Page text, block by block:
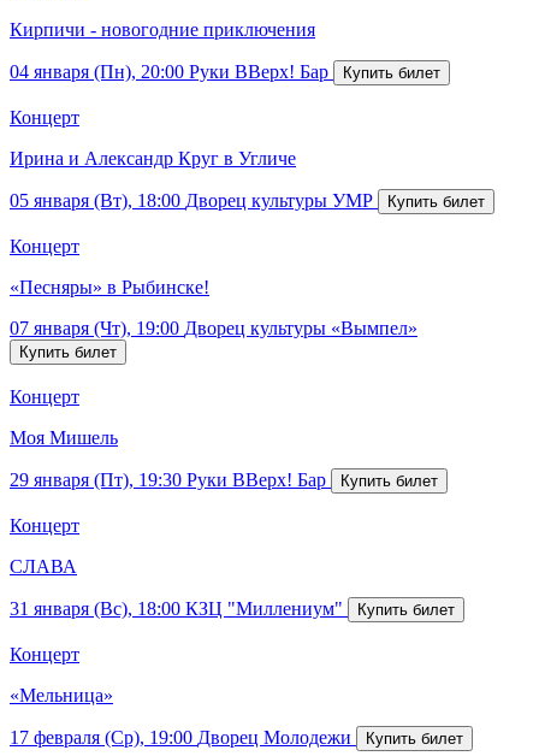
Кирпичи - новогодние приключения
04 января (Пн), 20:00 Руки ВВерх! Бар
Концерт
Ирина и Александр Круг в Угличе
05 января (Вт), 18:00 Дворец культуры УМР
Концерт
«Песняры» в Рыбинске!
07 января (Чт), 19:00 Дворец культуры «Вымпел»
Концерт
Моя Мишель
29 января (Пт), 19:30 Руки ВВерх! Бар
Концерт
СЛАВА
31 января (Вс), 18:00 КЗЦ "Миллениум"
Концерт
«Мельница»
17 февраля (Ср), 19:00 Дворец Молодежи